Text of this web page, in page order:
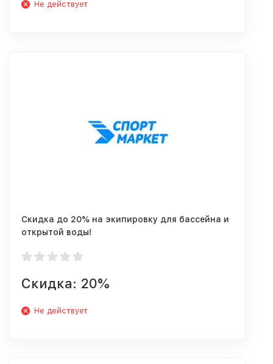
Не действует
Скидка до 20% на экипировку для бассейна и
открытой воды!
Скидка: 20%
Не действует